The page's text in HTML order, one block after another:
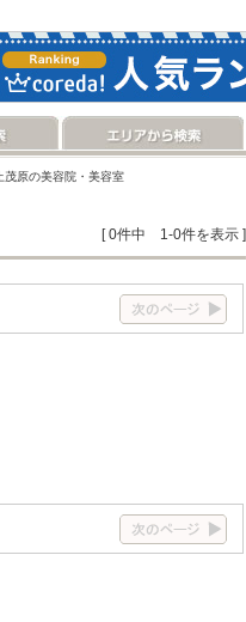
茂原の美容院・美容室
[ 0件中 1-0件を表示 ]